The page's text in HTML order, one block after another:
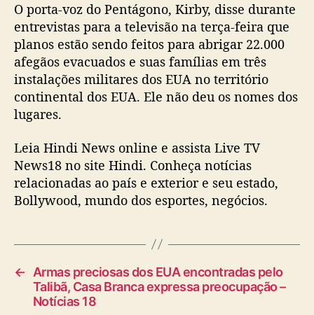
O porta-voz do Pentágono, Kirby, disse durante
entrevistas para a televisão na terça-feira que
planos estão sendo feitos para abrigar 22.000
afegãos evacuados e suas famílias em três
instalações militares dos EUA no território
continental dos EUA. Ele não deu os nomes dos
lugares.
Leia Hindi News online e assista Live TV
News18 no site Hindi. Conheça notícias
relacionadas ao país e exterior e seu estado,
Bollywood, mundo dos esportes, negócios.
←
Armas preciosas dos EUA encontradas pelo
Talibã, Casa Branca expressa preocupação –
Notícias 18